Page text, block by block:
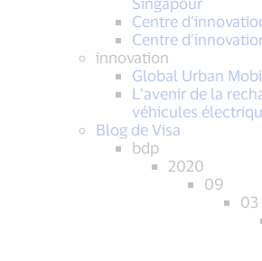
Centre
Centre
innovation
Global Urban
L’avenir de la
véhicules
Blog de Visa
bdp
2020
09
03